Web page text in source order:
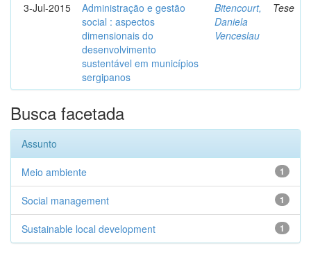
3-Jul-2015
Administração e gestão
social : aspectos
dimensionais do
desenvolvimento
sustentável em municípios
sergipanos
Bitencourt,
Daniela
Venceslau
Tese
Busca facetada
Assunto
1
Meio ambiente
1
Social management
1
Sustainable local development